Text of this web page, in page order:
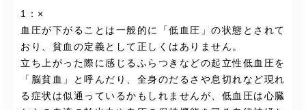
1：×
血圧が下がることは一般的に「低血圧」の状態とされて
おり、貧血の定義として正しくはありません。
立ち上がった際に感じるふらつきなどの起立性低血圧を
「脳貧血」と呼んだり、全身のだるさや息切れなど現れ
る症状は似通っているかもしれませんが、低血圧は心臓